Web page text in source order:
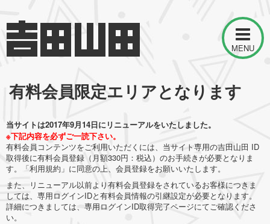
MENU
有料会員限定エリアとなります
当サイトは2017年9月14日にリニューアルをいたしました。
※下記内容を必ずご一読下さい。
有料会員コンテンツをご利用いただくには、当サイト専用の吉田山田 ID
取得後に有料会員登録（月額330円：税込）のお手続きが必要となりま
す。「利用規約」に同意の上、会員登録をお願いいたします。
また、リニューアル以前より有料会員登録をされているお客様につきま
しては、専用ログインIDと有料会員情報の引継設定が必要となります。
詳細につきましては、専用ログインID取得完了ページにてご確認くださ
い。